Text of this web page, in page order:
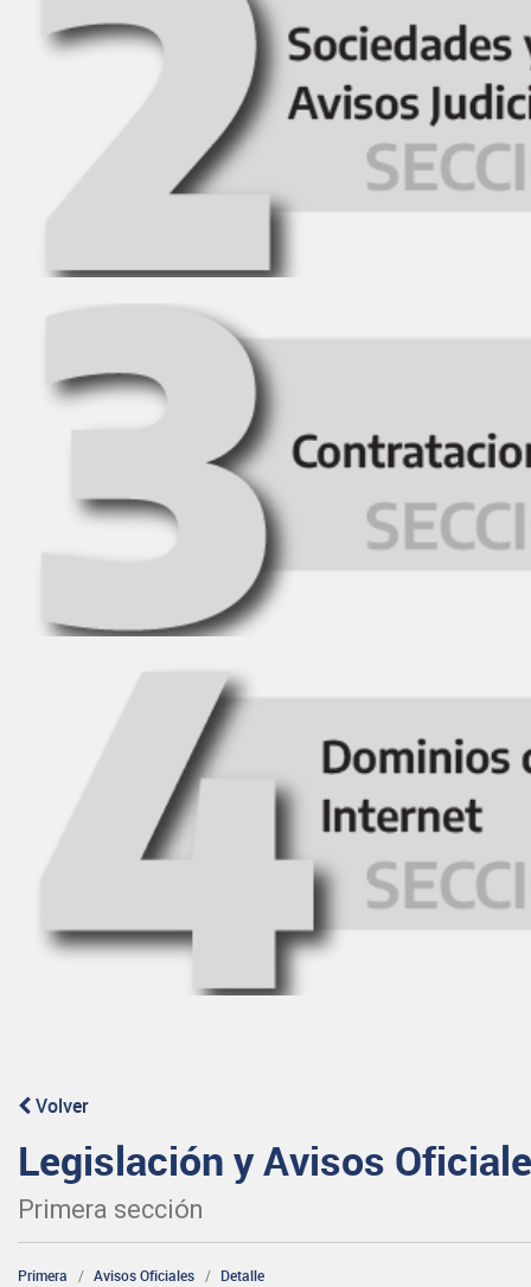
Volver
Legislación y Avisos
Primera sección
Primera Avisos Oficiales Detalle